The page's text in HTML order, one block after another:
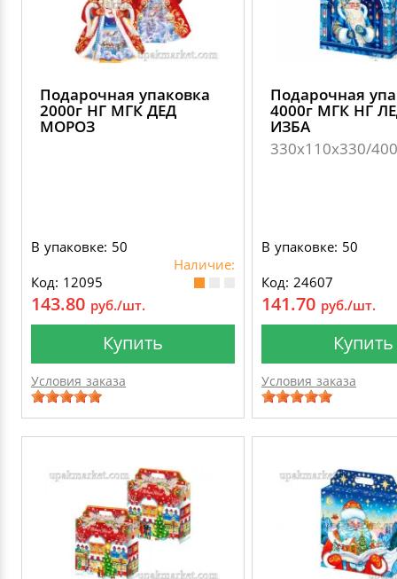
Подарочная упаковка
2000г НГ МГК ДЕД
МОРОЗ
В упаковке: 50
Наличие:
Код: 12095
143.80 руб./шт.
Купить
Условия заказа
Подарочная
4000г МГК НГ
ИЗБА
330х110х330/400
В упаковке: 50
Код: 24607
141.70 руб./шт.
Купить
Условия заказа